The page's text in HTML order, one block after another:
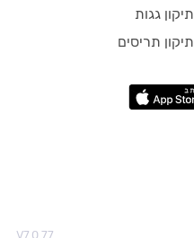
תיקון גגות
תיקון תריסים
V7.0.77